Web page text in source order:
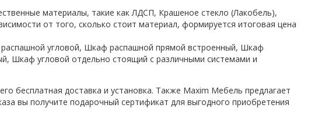
материалы, такие как ЛДСП, Крашеное стекло (Лакобель),
от того, сколько стоит материал, формируется итоговая цена
угловой, Шкаф распашной прямой встроенный, Шкаф
Шкаф угловой отдельно стоящий с различными системами и
бесплатная доставка и установка. Также Maxim Мебель предлагает
вы получите подарочный сертификат для выгодного приобретения